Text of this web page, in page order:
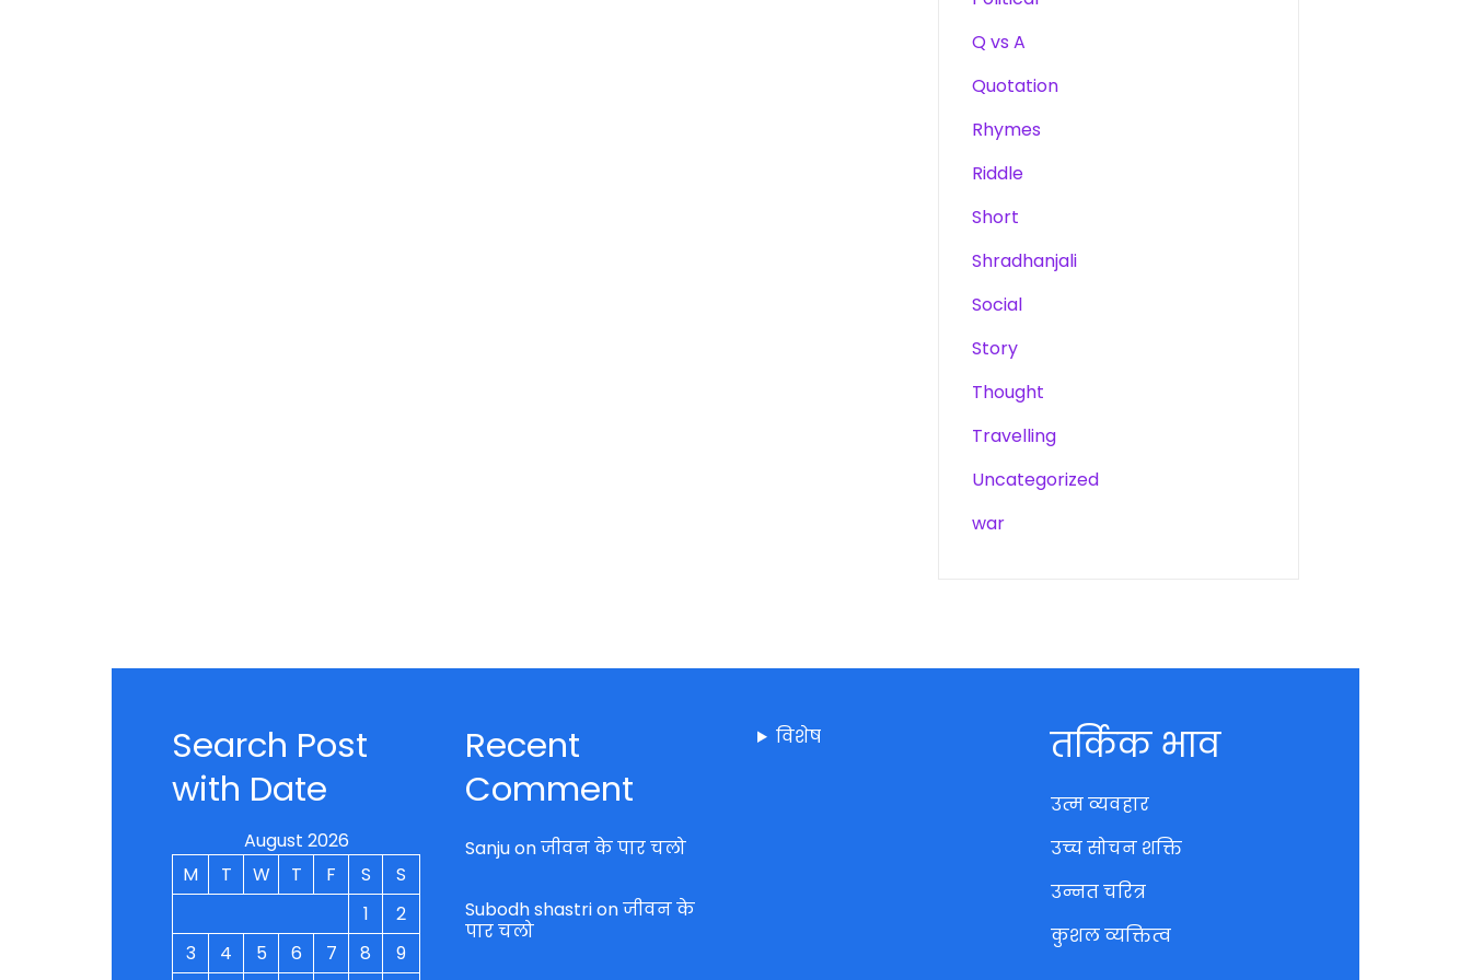
Q vs A
Quotation
Rhymes
Riddle
Short
Shradhanjali
Social
Story
Thought
Travelling
Uncategorized
war
Search Post
with Date
August 2026
M
T W T F S
S
1
2
3
4 5 6 7 8 9
Recent
Comment
Sanjuonजीवन के पार चलो
Subodh shastrionजीवन के
पार चलो
विशेष तर्किक भाव
उत्म व्यवहार
उच्च सोचन शक्ति
उन्नत चरित्र
कुशल व्यक्तित्व